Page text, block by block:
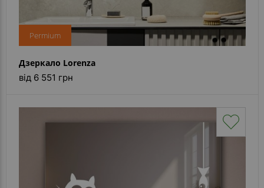
Permium
Дзеркало Lorenza
від 6 551 грн